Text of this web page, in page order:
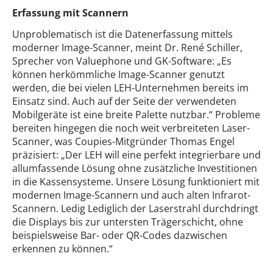
Erfassung mit Scannern
Unproblematisch ist die Datenerfassung mittels
moderner Image-Scanner, meint Dr. René Schiller,
Sprecher von Valuephone und GK-Software: „Es
können herkömmliche Image-Scanner genutzt
werden, die bei vielen LEH-Unternehmen bereits im
Einsatz sind. Auch auf der Seite der verwendeten
Mobilgeräte ist eine breite Palette nutzbar.“ Probleme
bereiten hingegen die noch weit verbreiteten Laser-
Scanner, was Coupies-Mitgründer Thomas Engel
präzisiert: „Der LEH will eine perfekt integrierbare und
allumfassende Lösung ohne zusätzliche Investitionen
in die Kassensysteme. Unsere Lösung funktioniert mit
modernen Image-Scannern und auch alten Infrarot-
Scannern. Ledig Lediglich der Laserstrahl durchdringt
die Displays bis zur untersten Trägerschicht, ohne
beispielsweise Bar- oder QR-Codes dazwischen
erkennen zu können.“